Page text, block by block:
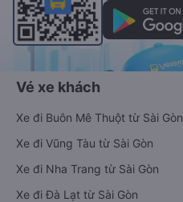
Vé xe khách
Xe đi Buôn Mê Thuột từ Sài Gòn
Xe đi Vũng Tàu từ Sài Gòn
Xe đi Nha Trang từ Sài Gòn
Xe đi Đà Lạt từ Sài Gòn